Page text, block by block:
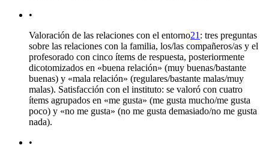
•
Valoración de las relaciones con el entorno21 : tres preguntas
sobre las relaciones con la familia, los/las compañeros/as y el
profesorado con cinco ítems de respuesta, posteriormente
dicotomizados en «buena relación» (muy buenas/bastante
buenas) y «mala relación» (regulares/bastante malas/muy
malas). Satisfacción con el instituto: se valoró con cuatro
ítems agrupados en «me gusta» (me gusta mucho/me gusta
poco) y «no me gusta» (no me gusta demasiado/no me gusta
nada).
•